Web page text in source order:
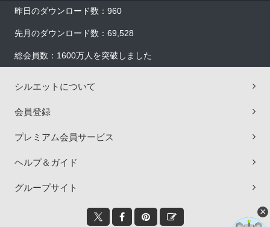
昨日のダウンロード数：960
先月のダウンロード数：69,528
総会員数：1600万人を突破しました
シルエットについて
会員登録
プレミアム会員サービス
ヘルプ＆ガイド
グループサイト
×